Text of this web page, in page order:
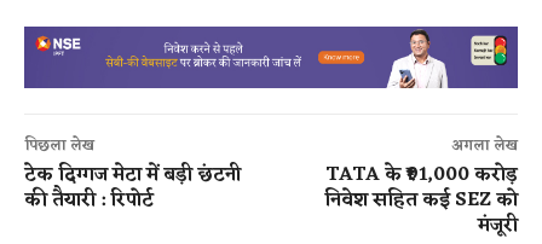
पिछला लेख
टेक दिग्गज मेटा में बड़ी छंटनी
की तैयारी : रिपोर्ट
अगला लेख
TATA के ₹91,000 करोड़
निवेश सहित कई SEZ को
मंजूरी